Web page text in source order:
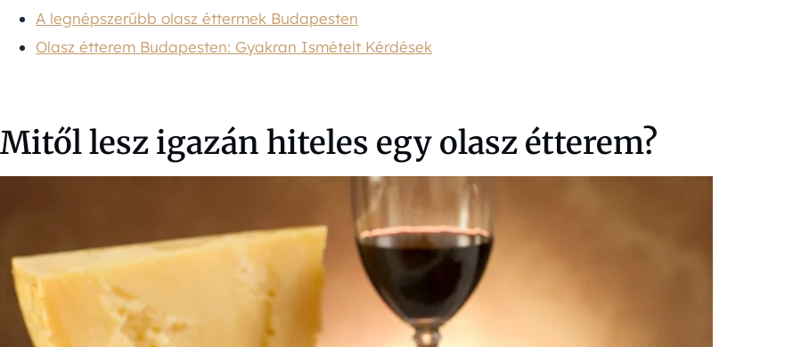
A legnépszerűbb olasz éttermek Budapesten
Olasz étterem Budapesten: Gyakran Ismételt Kérdések
Mitől lesz igazán hiteles egy olasz étterem?